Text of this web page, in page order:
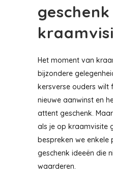
Het moment van
bijzondere
kersverse ouders wilt
nieuwe aanwinst en
attent geschenk.
als je op kraamvisite
bespreken we enkele
geschenk ideeën die
waarderen.